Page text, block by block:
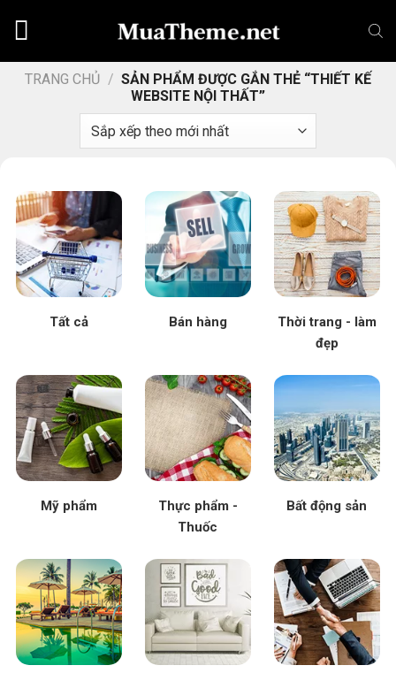
dungTRANG CHỦ / SẢN PHẨM ĐƯỢC GẮN THẺ “THIẾT KẾ
WEBSITE NỘI THẤT”
Tất cả Bán hàng
Thời trang - làm
đẹp
Mỹ phẩm
Thực phẩm -
Thuốc
Bất động sản